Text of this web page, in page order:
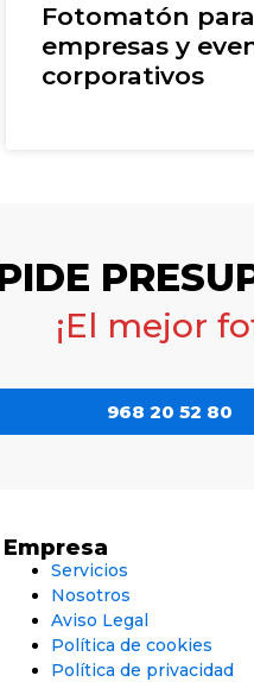
Fotomatón para
empresas y
corporativos
¡El mejor
968 20 52 80
Empresa
Servicios
Nosotros
Aviso Legal
Política de cookies
Política de privacidad